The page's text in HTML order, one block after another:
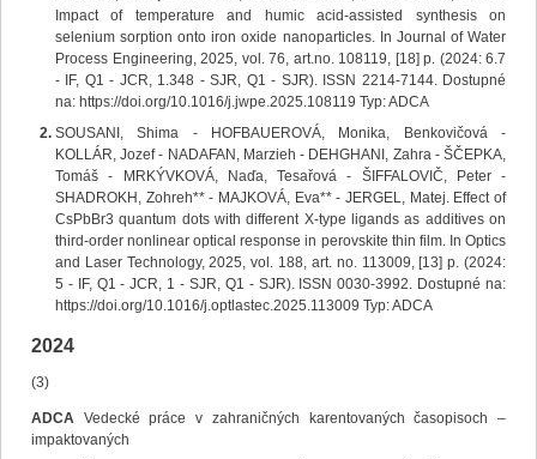
Impact of temperature and humic acid-assisted synthesis on
selenium sorption onto iron oxide nanoparticles. In Journal of Water
Process Engineering, 2025, vol. 76, art.no. 108119, [18] p. (2024: 6.7
- IF, Q1 - JCR, 1.348 - SJR, Q1 - SJR). ISSN 2214-7144. Dostupné
na: https://doi.org/10.1016/j.jwpe.2025.108119 Typ: ADCA
SOUSANI, Shima - HOFBAUEROVÁ, Monika, Benkovičová -
KOLLÁR, Jozef - NADAFAN, Marzieh - DEHGHANI, Zahra - ŠČEPKA,
Tomáš - MRKÝVKOVÁ, Naďa, Tesařová - ŠIFFALOVIČ, Peter -
SHADROKH, Zohreh** - MAJKOVÁ, Eva** - JERGEL, Matej. Effect of
CsPbBr3 quantum dots with different X-type ligands as additives on
third-order nonlinear optical response in perovskite thin film. In Optics
and Laser Technology, 2025, vol. 188, art. no. 113009, [13] p. (2024:
5 - IF, Q1 - JCR, 1 - SJR, Q1 - SJR). ISSN 0030-3992. Dostupné na:
https://doi.org/10.1016/j.optlastec.2025.113009 Typ: ADCA
2024
(3)
ADCA Vedecké práce v zahraničných karentovaných časopisoch –
impaktovaných